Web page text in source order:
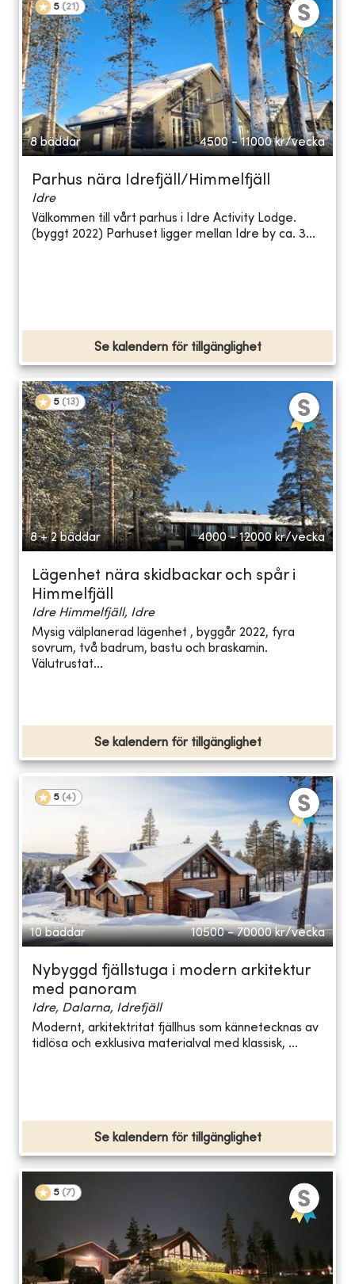
5 (21 )
8 bäddar 4500 - 11000 kr/vecka
Parhus nära Idrefjäll/Himmelfjäll
Idre
Välkommen till vårt parhus i Idre Activity Lodge.
(byggt 2022) Parhuset ligger mellan Idre by ca. 3...
Se kalendern för tillgänglighet
5 (13)
8 + 2 bäddar 4000 - 12000 kr/vecka
Lägenhet nära skidbackar och spår i
Himmelfjäll
Idre Himmelfjäll, Idre
Mysig välplanerad lägenhet , byggår 2022, fyra
sovrum, två badrum, bastu och braskamin.
Välutrustat...
Se kalendern för tillgänglighet
5 (4)
10 bäddar 10500 - 70000 kr/vecka
Nybyggd fjällstuga i modern arkitektur
med panoram
Idre, Dalarna, Idrefjäll
Modernt, arkitektritat fjällhus som kännetecknas av
tidlösa och exklusiva materialval med klassisk, ...
Se kalendern för tillgänglighet
5 (7)